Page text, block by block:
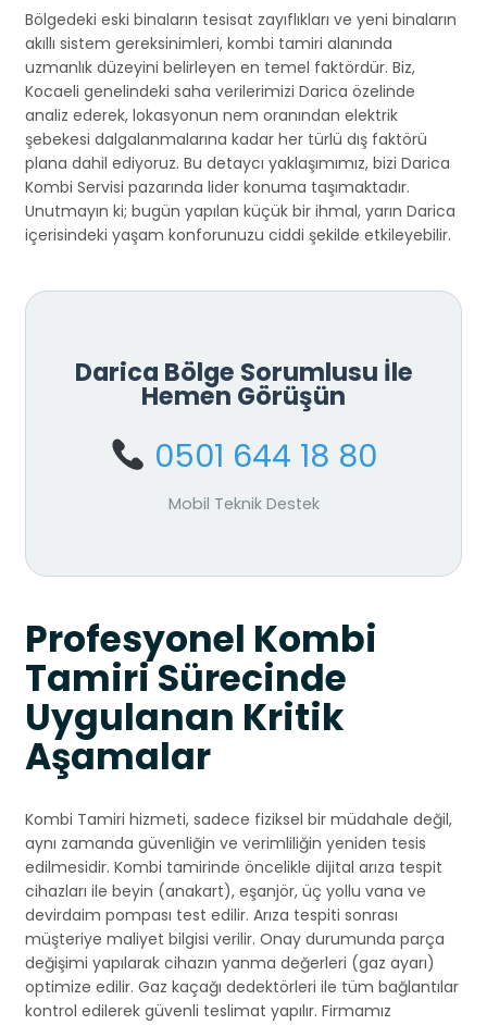
Bölgedeki eski binaların tesisat zayıflıkları ve yeni binaların
akıllı sistem gereksinimleri, kombi tamiri alanında
uzmanlık düzeyini belirleyen en temel faktördür. Biz,
Kocaeli genelindeki saha verilerimizi Darica özelinde
analiz ederek, lokasyonun nem oranından elektrik
şebekesi dalgalanmalarına kadar her türlü dış faktörü
plana dahil ediyoruz. Bu detaycı yaklaşımımız, bizi Darica
Kombi Servisi pazarında lider konuma taşımaktadır.
Unutmayın ki; bugün yapılan küçük bir ihmal, yarın Darica
içerisindeki yaşam konforunuzu ciddi şekilde etkileyebilir.
Darica Bölge Sorumlusu İle
Hemen Görüşün
0501 644 18 80
Mobil Teknik Destek
Profesyonel Kombi
Tamiri Sürecinde
Uygulanan Kritik
Aşamalar
Kombi Tamiri hizmeti, sadece fiziksel bir müdahale değil,
aynı zamanda güvenliğin ve verimliliğin yeniden tesis
edilmesidir. Kombi tamirinde öncelikle dijital arıza tespit
cihazları ile beyin (anakart), eşanjör, üç yollu vana ve
devirdaim pompası test edilir. Arıza tespiti sonrası
müşteriye maliyet bilgisi verilir. Onay durumunda parça
değişimi yapılarak cihazın yanma değerleri (gaz ayarı)
optimize edilir. Gaz kaçağı dedektörleri ile tüm bağlantılar
kontrol edilerek güvenli teslimat yapılır. Firmamız